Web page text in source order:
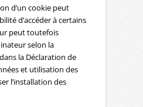
d’un cookie peut
d’accéder à certains
peut toutefois
selon la
la Déclaration de
et utilisation des
l’installation des